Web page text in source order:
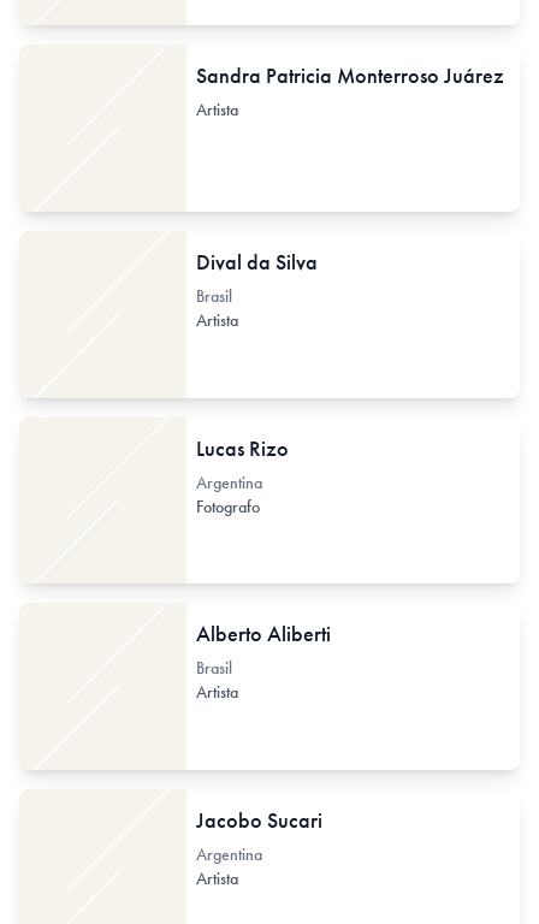
Sandra Patricia Monterroso Juárez
Artista
Dival da Silva
Brasil
Artista
Lucas Rizo
Argentina
Fotografo
Alberto Aliberti
Brasil
Artista
Jacobo Sucari
Argentina
Artista